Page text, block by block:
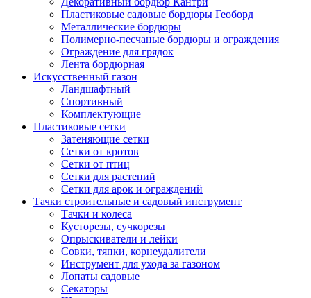
Пластиковые садовые бордюры Геоборд
Металлические бордюры
Полимерно-песчаные бордюры и ограждения
Ограждение для грядок
Лента бордюрная
Искусственный газон
Ландшафтный
Спортивный
Комплектующие
Пластиковые сетки
Затеняющие сетки
Сетки от кротов
Сетки от птиц
Сетки для растений
Сетки для арок и ограждений
Тачки строительные и садовый инструмент
Тачки и колеса
Кусторезы, сучкорезы
Опрыскиватели и лейки
Совки, тяпки, корнеудалители
Инструмент для ухода за газоном
Лопаты садовые
Секаторы